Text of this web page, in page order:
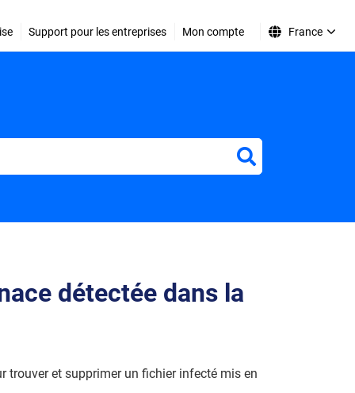
Support pour les entreprises Mon compte France
détectée dans la
trouver et supprimer un fichier infecté mis en